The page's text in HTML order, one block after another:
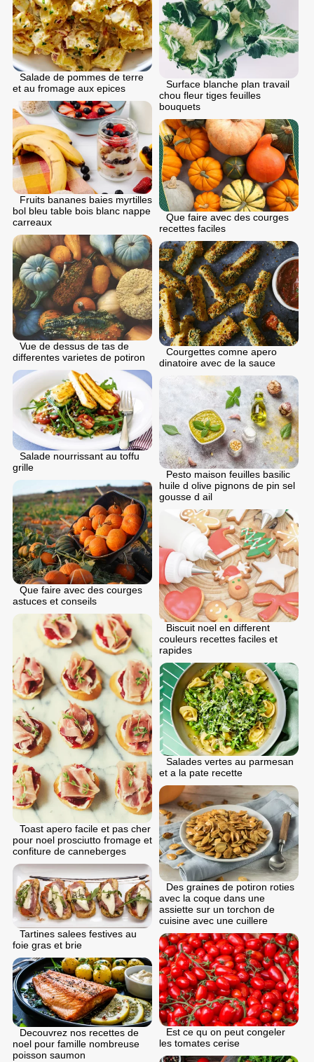
Salade de pommes de terre
et au fromage aux epices
Surface blanche plan travail
chou fleur tiges feuilles
bouquets
Fruits bananes baies myrtilles
bol bleu table bois blanc nappe
carreaux
Que faire avec des courges
recettes faciles
Vue de dessus de tas de
differentes varietes de potiron
Courgettes comne apero
dinatoire avec de la sauce
Salade nourrissant au toffu
grille
Pesto maison feuilles basilic
huile d olive pignons de pin sel
gousse d ail
Que faire avec des courges
astuces et conseils
Biscuit noel en different
couleurs recettes faciles et
rapides
Toast apero facile et pas cher
pour noel prosciutto fromage et
confiture de canneberges
Salades vertes au parmesan
et a la pate recette
Des graines de potiron roties
avec la coque dans une
assiette sur un torchon de
cuisine avec une cuillere
Tartines salees festives au
foie gras et brie
Est ce qu on peut congeler
les tomates cerise
Decouvrez nos recettes de
noel pour famille nombreuse
poisson saumon